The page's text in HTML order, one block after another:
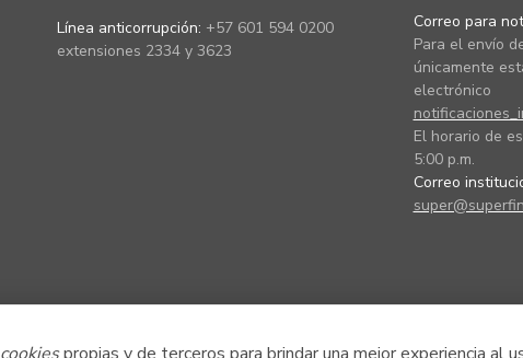
Línea anticorrupción: +57 601 594 0200
extensiones 2334 y 3623
Correo para
Para el envío
únicamente
electrónico
El horario de
5:00 p.m.
Correo